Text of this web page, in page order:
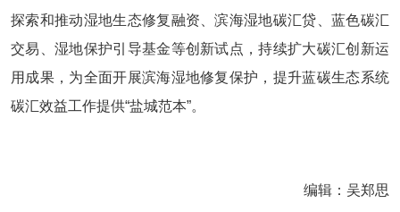
探索和推动湿地生态修复融资、滨海湿地碳汇贷、蓝色碳汇
交易、湿地保护引导基金等创新试点，持续扩大碳汇创新运
用成果，为全面开展滨海湿地修复保护，提升蓝碳生态系统
碳汇效益工作提供“盐城范本”。
编辑：吴郑思